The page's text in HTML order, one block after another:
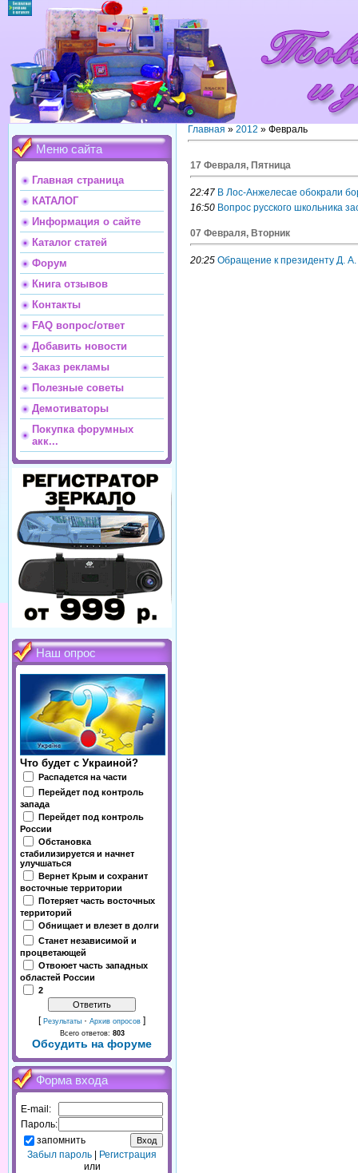
Меню сайта
Главная страница
КАТАЛОГ
Информация о сайте
Каталог статей
Форум
Книга отзывов
Контакты
FAQ вопрос/ответ
Добавить новости
Заказ рекламы
Полезные советы
Демотиваторы
Покупка форумных
акк...
Наш опрос
Что будет с Украиной?
Распадется на части
Перейдет под контроль
запада
Перейдет под контроль
России
Обстановка
стабилизируется и начнет
улучшаться
Вернет Крым и сохранит
восточные территории
Потеряет часть восточных
территорий
Обнищает и влезет в долги
Станет независимой и
процветающей
Отвоюет часть западных
областей России
2
[ Результаты · Архив опросов ]
Всего ответов: 803
Обсудить на форуме
Форма входа
E-mail:
Пароль:
запомнить
Забыл пароль
Регистрация
или
Главная » 2012 » Февраль
17 Февраля, Пятница
22:47 В Лос-Анжелесае обокрали
16:50 Вопрос русского школьника
07 Февраля, Вторник
20:25 Обращение к президенту Д.